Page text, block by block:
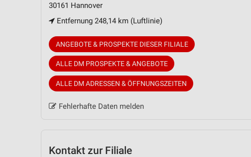
30161 Hannover
Entfernung 248,14 km (Luftlinie)
ANGEBOTE & PROSPEKTE DIESER FILIALE
ALLE DM PROSPEKTE & ANGEBOTE
ALLE DM ADRESSEN & ÖFFNUNGSZEITEN
Fehlerhafte Daten melden
Kontakt zur Filiale